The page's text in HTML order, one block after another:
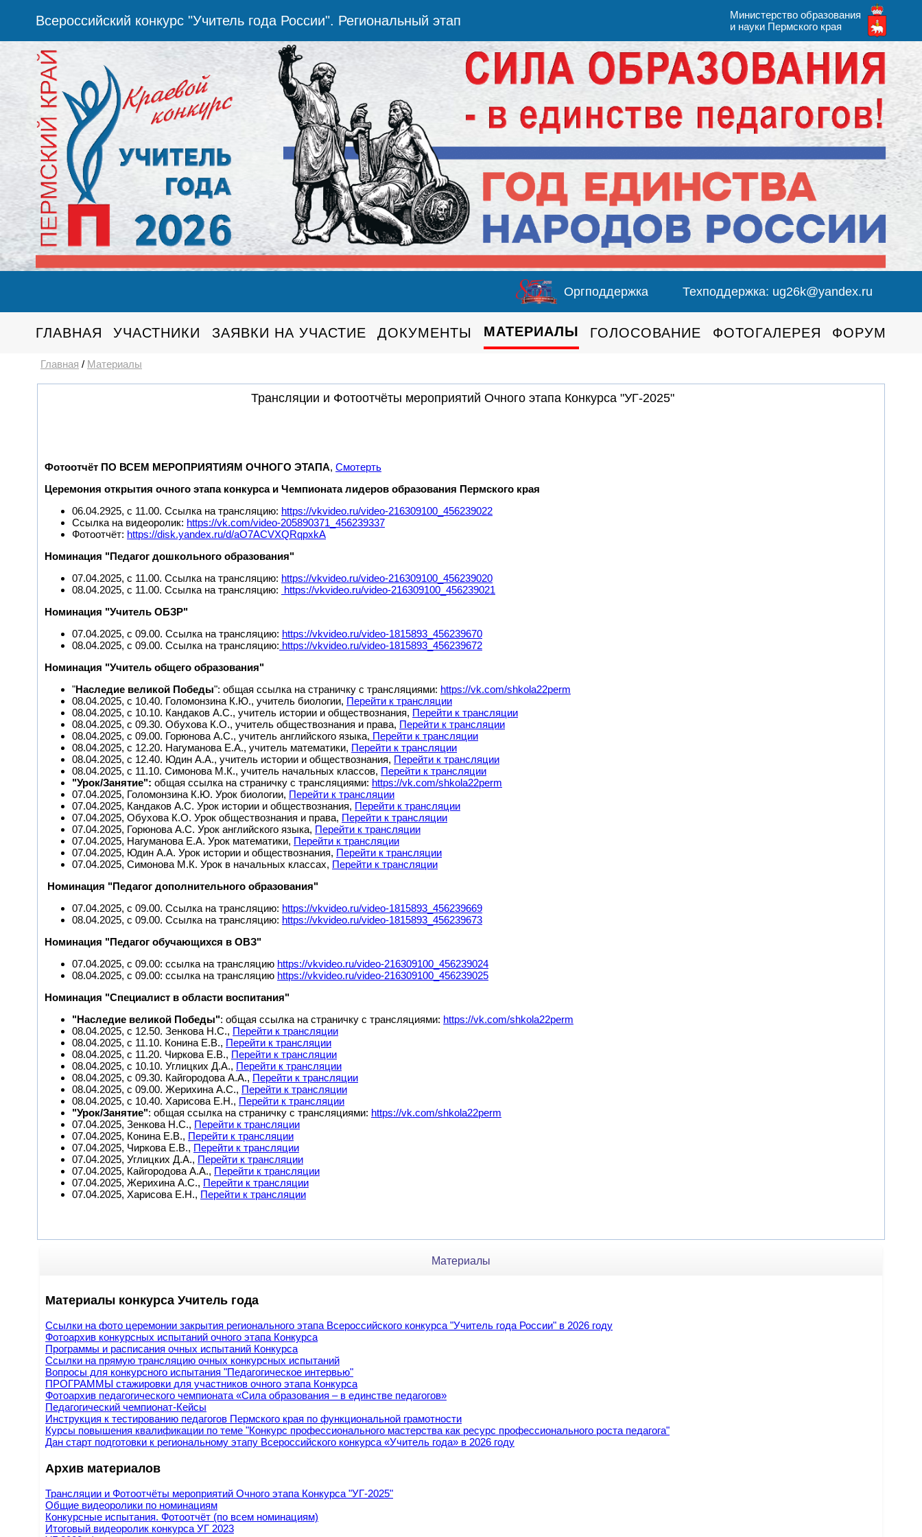
Всероссийский конкурс "Учитель года России". Региональный этап
Министерство образования
и науки Пермского края
Оргподдержка Техподдержка: ug26k@yandex.ru
ГЛАВНАЯ УЧАСТНИКИ ЗАЯВКИ НА УЧАСТИЕ ДОКУМЕНТЫ МАТЕРИАЛЫ ГОЛОСОВАНИЕ ФОТОГАЛЕРЕЯ ФОРУМ
Главная / Материалы
Трансляции и Фотоотчёты мероприятий Очного этапа Конкурса "УГ-2025"
Фотоотчёт ПО ВСЕМ МЕРОПРИЯТИЯМ ОЧНОГО ЭТАПА, Смотерть
Церемония открытия очного этапа конкурса и Чемпионата лидеров образования Пермского края
06.04.2925, с 11.00. Ссылка на трансляцию: https://vkvideo.ru/video-216309100_456239022
Ссылка на видеоролик: https://vk.com/video-205890371_456239337
Фотоотчёт: https://disk.yandex.ru/d/aO7ACVXQRqpxkA
Номинация "Педагог дошкольного образования"
07.04.2025, с 11.00. Ссылка на трансляцию: https://vkvideo.ru/video-216309100_456239020
08.04.2025, с 11.00. Ссылка на трансляцию: https://vkvideo.ru/video-216309100_456239021
Номинация "Учитель ОБЗР"
07.04.2025, с 09.00. Ссылка на трансляцию: https://vkvideo.ru/video-1815893_456239670
08.04.2025, с 09.00. Ссылка на трансляцию: https://vkvideo.ru/video-1815893_456239672
Номинация "Учитель общего образования"
"Наследие великой Победы": общая ссылка на страничку с трансляциями: https://vk.com/shkola22perm
08.04.2025, с 10.40. Голомонзина К.Ю., учитель биологии, Перейти к трансляции
08.04.2025, с 10.10. Кандаков А.С., учитель истории и обществознания, Перейти к трансляции
08.04.2025, с 09.30. Обухова К.О., учитель обществознания и права, Перейти к трансляции
08.04.2025, с 09.00. Горюнова А.С., учитель английского языка, Перейти к трансляции
08.04.2025, с 12.20. Нагуманова Е.А., учитель математики, Перейти к трансляции
08.04.2025, с 12.40. Юдин А.А., учитель истории и обществознания, Перейти к трансляции
08.04.2025, с 11.10. Симонова М.К., учитель начальных классов, Перейти к трансляции
"Урок/Занятие": общая ссылка на страничку с трансляциями: https://vk.com/shkola22perm
07.04.2025, Голомонзина К.Ю. Урок биологии, Перейти к трансляции
07.04.2025, Кандаков А.С. Урок истории и обществознания, Перейти к трансляции
07.04.2025, Обухова К.О. Урок обществознания и права, Перейти к трансляции
07.04.2025, Горюнова А.С. Урок английского языка, Перейти к трансляции
07.04.2025, Нагуманова Е.А. Урок математики, Перейти к трансляции
07.04.2025, Юдин А.А. Урок истории и обществознания, Перейти к трансляции
07.04.2025, Симонова М.К. Урок в начальных классах, Перейти к трансляции
Номинация "Педагог дополнительного образования"
07.04.2025, с 09.00. Ссылка на трансляцию: https://vkvideo.ru/video-1815893_456239669
08.04.2025, с 09.00. Ссылка на трансляцию: https://vkvideo.ru/video-1815893_456239673
Номинация "Педагог обучающихся в ОВЗ"
07.04.2025, с 09.00: ссылка на трансляцию https://vkvideo.ru/video-216309100_456239024
08.04.2025, с 09.00: ссылка на трансляцию https://vkvideo.ru/video-216309100_456239025
Номинация "Специалист в области воспитания"
"Наследие великой Победы": общая ссылка на страничку с трансляциями: https://vk.com/shkola22perm
08.04.2025, с 12.50. Зенкова Н.С., Перейти к трансляции
08.04.2025, с 11.10. Конина Е.В., Перейти к трансляции
08.04.2025, с 11.20. Чиркова Е.В., Перейти к трансляции
08.04.2025, с 10.10. Углицких Д.А., Перейти к трансляции
08.04.2025, с 09.30. Кайгородова А.А., Перейти к трансляции
08.04.2025, с 09.00. Жерихина А.С., Перейти к трансляции
08.04.2025, с 10.40. Харисова Е.Н., Перейти к трансляции
"Урок/Занятие": общая ссылка на страничку с трансляциями: https://vk.com/shkola22perm
07.04.2025, Зенкова Н.С., Перейти к трансляции
07.04.2025, Конина Е.В., Перейти к трансляции
07.04.2025, Чиркова Е.В., Перейти к трансляции
07.04.2025, Углицких Д.А., Перейти к трансляции
07.04.2025, Кайгородова А.А., Перейти к трансляции
07.04.2025, Жерихина А.С., Перейти к трансляции
07.04.2025, Харисова Е.Н., Перейти к трансляции
Материалы
Материалы конкурса Учитель года
Ссылки на фото церемонии закрытия регионального этапа Всероссийского конкурса "Учитель года России" в 2026 году
Фотоархив конкурсных испытаний очного этапа Конкурса
Программы и расписания очных испытаний Конкурса
Ссылки на прямую трансляцию очных конкурсных испытаний
Вопросы для конкурсного испытания "Педагогическое интервью"
ПРОГРАММЫ стажировки для участников очного этапа Конкурса
Фотоархив педагогического чемпионата «Сила образования – в единстве педагогов»
Педагогический чемпионат-Кейсы
Инструкция к тестированию педагогов Пермского края по функциональной грамотности
Курсы повышения квалификации по теме "Конкурс профессионального мастерства как ресурс профессионального роста педагога"
Дан старт подготовки к региональному этапу Всероссийского конкурса «Учитель года» в 2026 году
Архив материалов
Трансляции и Фотоотчёты мероприятий Очного этапа Конкурса "УГ-2025"
Общие видеоролики по номинациям
Конкурсные испытания. Фотоотчёт (по всем номинациям)
Итоговый видеоролик конкурса УГ 2023